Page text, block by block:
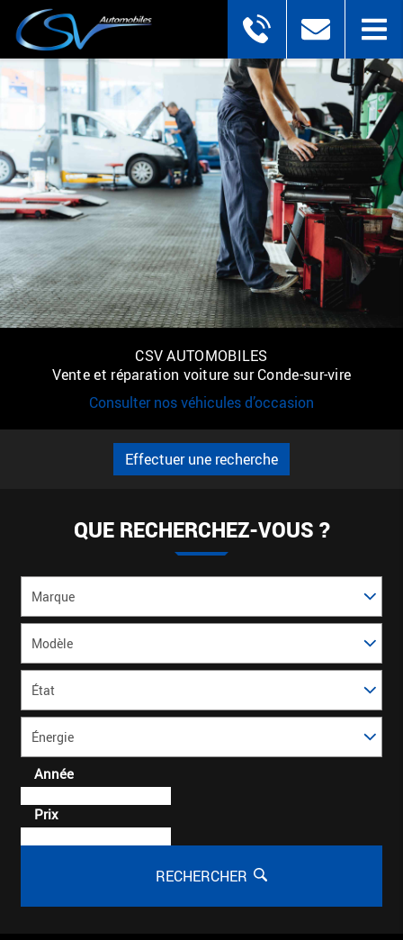
CSV AUTOMOBILES
Vente et réparation voiture sur Conde-sur-vire
Consulter nos véhicules d’occasion
Effectuer une recherche
QUE RECHERCHEZ-VOUS ?
*
Année
Prix
RECHERCHER